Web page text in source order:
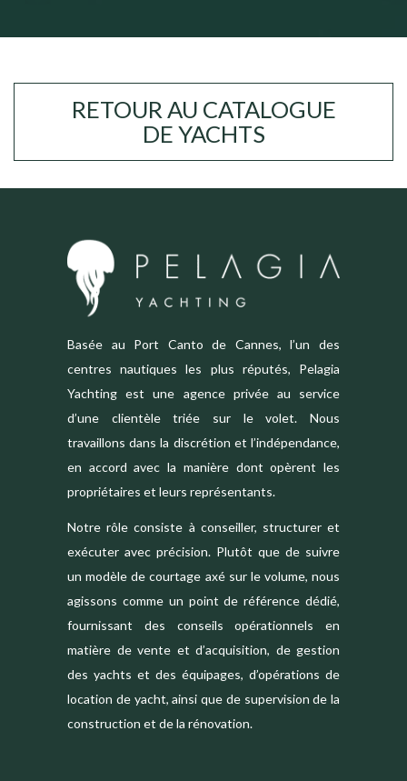
RETOUR AU CATALOGUE
DE YACHTS
Basée au Port Canto de Cannes, l’un des
centres nautiques les plus réputés, Pelagia
Yachting est une agence privée au service
d’une clientèle triée sur le volet. Nous
travaillons dans la discrétion et l’indépendance,
en accord avec la manière dont opèrent les
propriétaires et leurs représentants.
Notre rôle consiste à conseiller, structurer et
exécuter avec précision. Plutôt que de suivre
un modèle de courtage axé sur le volume, nous
agissons comme un point de référence dédié,
fournissant des conseils opérationnels en
matière de vente et d’acquisition, de gestion
des yachts et des équipages, d’opérations de
location de yacht, ainsi que de supervision de la
construction et de la rénovation.